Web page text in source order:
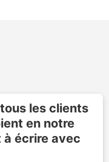
les clients
en notre
à écrire avec